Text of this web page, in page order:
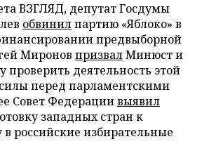
ВЗГЛЯД, депутат Госдумы
обвинилпартию «Яблоко» в
предвыборной
Миронов призвалМинюст и
проверить деятельность этой
перед парламентскими
Совет Федерациивыявил
западных стран к
российские избирательные